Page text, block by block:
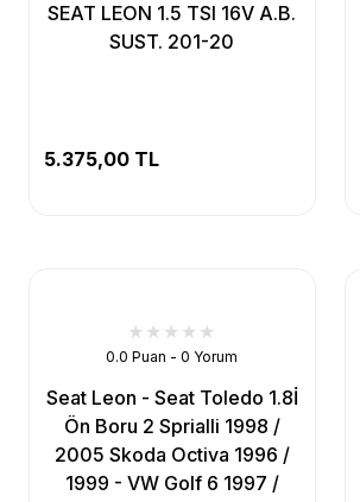
SEAT LEON 1.5 TSI 16V A.B.
SUST. 201-20
5.375,00 TL
0.0 Puan - 0 Yorum
Seat Leon - Seat Toledo 1.8İ
Ön Boru 2 Sprialli 1998 /
2005 Skoda Octiva 1996 /
1999 - VW Golf 6 1997 /